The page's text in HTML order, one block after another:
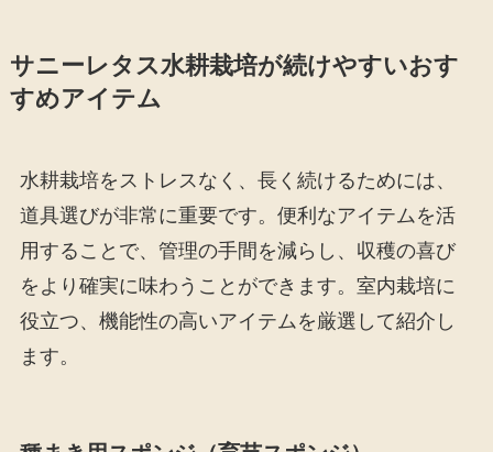
サニーレタス水耕栽培が続けやすいおす
すめアイテム
水耕栽培をストレスなく、長く続けるためには、
道具選びが非常に重要です。便利なアイテムを活
用することで、管理の手間を減らし、収穫の喜び
をより確実に味わうことができます。室内栽培に
役立つ、機能性の高いアイテムを厳選して紹介し
ます。